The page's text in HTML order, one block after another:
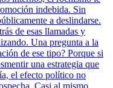
indebida. Sin
a deslindarse.
de esas llamadas y
Una pregunta a la
de ese tipo? Porque si
una estrategia que
el efecto político no